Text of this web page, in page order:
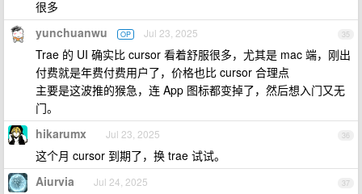
很多
35
yunchuanwu OP Jul 23, 2025
Trae 的 UI 确实比 cursor 看着舒服很多，尤其是 mac 端，刚出
付费就是年费付费用户了，价格也比 cursor 合理点
主要是这波推的猴急，连 App 图标都变掉了，然后想入门又无
门。
36
hikarumx Jul 23, 2025
这个月 cursor 到期了，换 trae 试试。
37
Aiurvia Jul 24, 2025